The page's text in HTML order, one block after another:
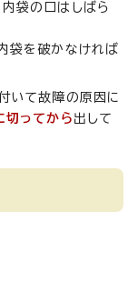
袋の口はしばら
袋を破かなければ
いて故障の原因に
切ってから 出して